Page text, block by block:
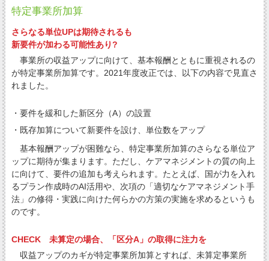
特定事業所加算
さらなる単位UPは期待されるも
新要件が加わる可能性あり?
事業所の収益アップに向けて、基本報酬とともに重視されるの
が特定事業所加算です。2021年度改正では、以下の内容で見直さ
れました。
・要件を緩和した新区分（A）の設置
・既存加算について新要件を設け、単位数をアップ
基本報酬アップが困難なら、特定事業所加算のさらなる単位ア
ップに期待が集まります。ただし、ケアマネジメントの質の向上
に向けて、要件の追加も考えられます。たとえば、国が力を入れ
るプラン作成時のAI活用や、次項の「適切なケアマネジメント手
法」の修得・実践に向けた何らかの方策の実施を求めるというも
のです。
CHECK 未算定の場合、「区分A」の取得に注力を
収益アップのカギが特定事業所加算とすれば、未算定事業所